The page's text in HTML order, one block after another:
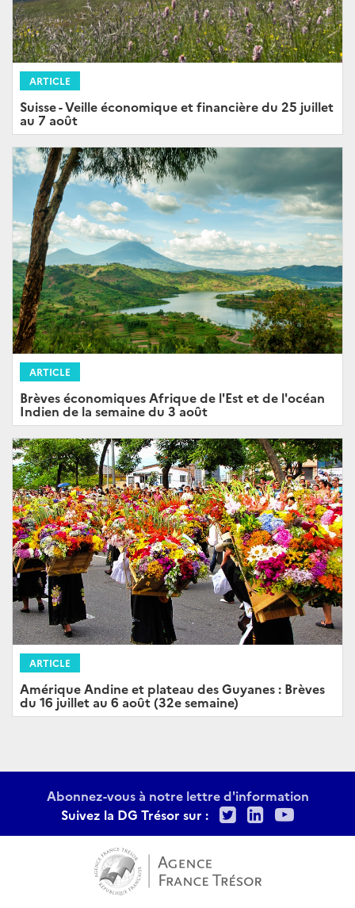
ARTICLE
Suisse - Veille économique et financière du 25 juillet
au 7 août
ARTICLE
Brèves économiques Afrique de l'Est et de l'océan
Indien de la semaine du 3 août
ARTICLE
Amérique Andine et plateau des Guyanes : Brèves
du 16 juillet au 6 août (32e semaine)
Abonnez-vous à notre lettre d'information
Suivez la DG Trésor sur :
TwitterLinkedIn